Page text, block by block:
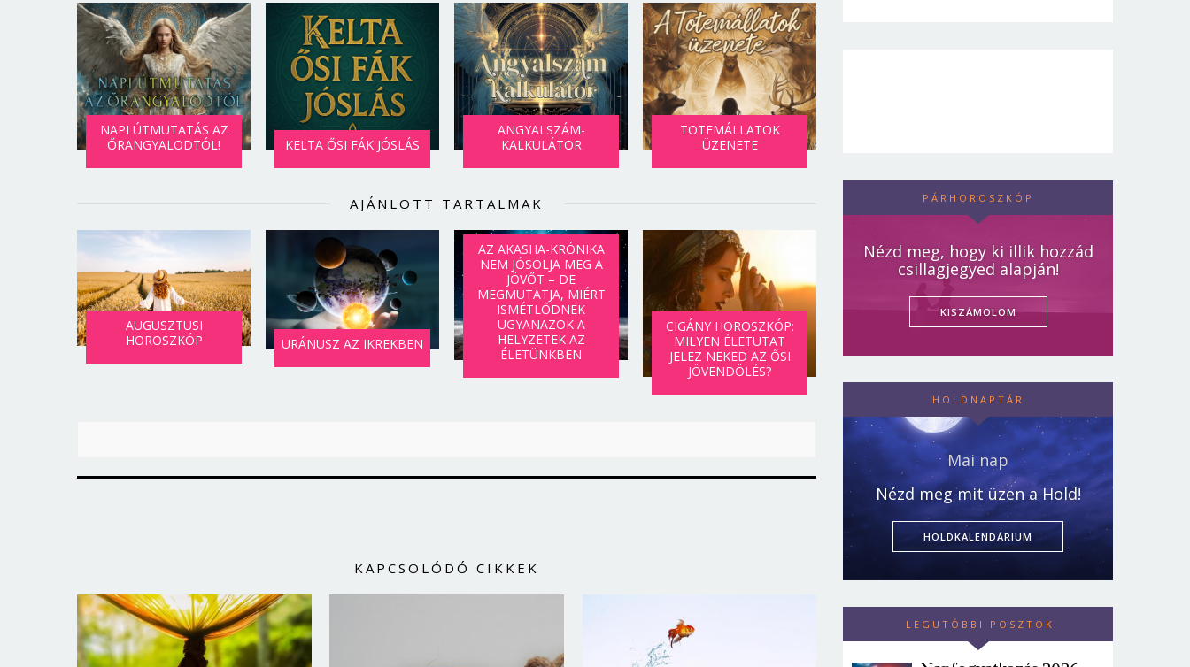
NAPI ÚTMUTATÁS AZ
ŐRANGYALODTÓL!
KELTA ŐSI FÁK JÓSLÁS
ANGYALSZÁM-
KALKULÁTOR
TOTEMÁLLATOK
ÜZENETE
AJÁNLOTT TARTALMAK
AUGUSZTUSI
HOROSZKÓP
URÁNUSZ AZ IKREKBEN
AZ AKASHA-KRÓNIKA
NEM JÓSOLJA MEG A
JÖVŐT – DE
MEGMUTATJA, MIÉRT
ISMÉTLŐDNEK
UGYANAZOK A
HELYZETEK AZ
ÉLETÜNKBEN
CIGÁNY HOROSZKÓP:
MILYEN ÉLETUTAT
JELEZ NEKED AZ ŐSI
JÖVENDÖLÉS?
KAPCSOLÓDÓ CIKKEK
PÁRHOROSZKÓP
Nézd meg, hogy ki illik hozzád
csillagjegyed alapján!
KISZÁMOLOM
HOLDNAPTÁR
Mai nap
Nézd meg mit üzen a Hold!
HOLDKALENDÁRIUM
LEGUTÓBBI POSZTOK